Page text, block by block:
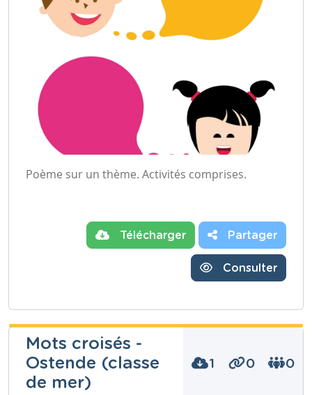
Poème sur un thème. Activités comprises.
Télécharger Partager
Consulter
Mots croisés -
Ostende (classe
de mer)
1 0 0